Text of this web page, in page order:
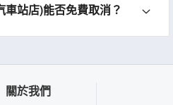
站店)能否免費取消？
關於我們